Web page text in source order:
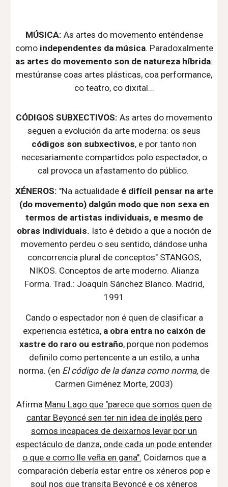
MÚSICA: As artes do movemento enténdense
como independentes da música. Paradoxalmente
as artes do movemento son de natureza híbrida:
mestúranse coas artes plásticas, coa performance,
co teatro, co dixital...
CÓDIGOS SUBXECTIVOS: As artes do movemento
seguen a evolución da arte moderna: os seus
códigos son subxectivos, e por tanto non
necesariamente compartidos polo espectador, o
cal provoca un afastamento do público.
XÉNEROS: "Na actualidade é difícil pensar na arte
(do movemento) dalgún modo que non sexa en
termos de artistas individuais, e mesmo de
obras individuais. Isto é debido a que a noción de
movemento perdeu o seu sentido, dándose unha
concorrencia plural de conceptos" STANGOS,
NIKOS. Conceptos de arte moderno. Alianza
Forma. Trad.: Joaquín Sánchez Blanco. Madrid,
1991
Cando o espectador non é quen de clasificar a
experiencia estética, a obra entra no caixón de
xastre do raro ou estraño, porque non podemos
definilo como pertencente a un estilo, a unha
norma. (en El código de la danza como norma, de
Carmen Giménez Morte, 2003)
Afirma Manu Lago que "parece que somos quen de
cantar Beyoncé sen ter nin idea de inglés pero
somos incapaces de deixarnos levar por un
espectáculo de danza, onde cada un pode entender
o que e como lle veña en gana". Coidamos que a
comparación debería estar entre os xéneros pop e
soul nos que transita Beyoncé e os xéneros